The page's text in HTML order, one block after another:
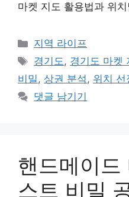
마켓 지도 활용법과 위
카
테
리
지역 라이프
태
그
경기도, 경기도 마켓
비밀, 상권 분석, 위치 선
댓글 남기기
핸드메이드
스트 비밀